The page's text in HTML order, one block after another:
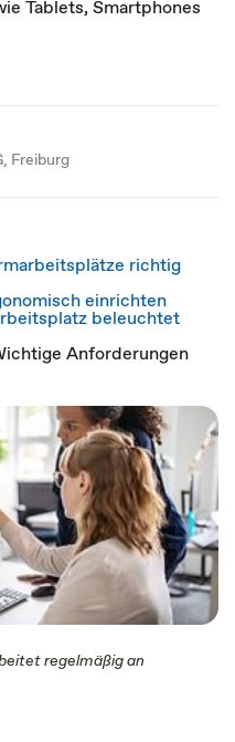
Tablets, Smartphones
Freiburg
richtig
einrichten
beleuchtet
Anforderungen
regelmäßig an